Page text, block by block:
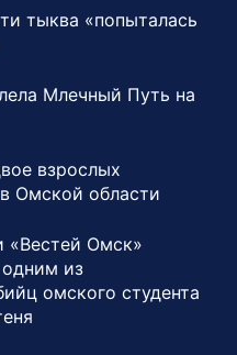
тыква «попыталась
Млечный Путь на
взрослых
Омской области
«Вестей Омск»
из
омского студента